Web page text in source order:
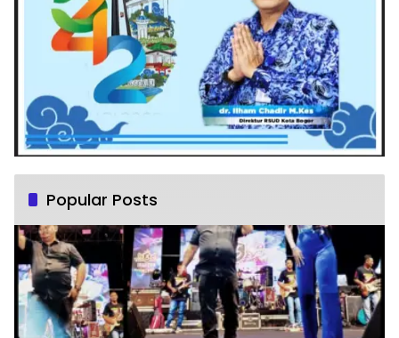
Popular Posts